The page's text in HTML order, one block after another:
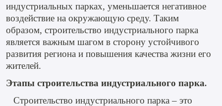
индустриальных парках, уменьшается негативное
воздействие на окружающую среду. Таким
образом, строительство индустриального парка
является важным шагом в сторону устойчивого
развития региона и повышения качества жизни его
жителей.
Этапы строительства индустриального парка.
Строительство индустриального парка – это